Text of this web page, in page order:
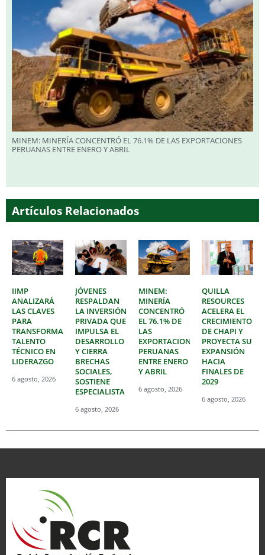
MINEM: MINERÍA CONCENTRÓ EL 76.1% DE LAS EXPORTACIONES
PERUANAS ENTRE ENERO Y ABRIL
Artículos Relacionados
IIMP
ANALIZARÁ
LAS CLAVES
PARA
TRANSFORMAR
TALENTO
TÉCNICO EN
LIDERAZGO
6 agosto, 2026
JÓVENES
RESPALDAN
LA INVERSIÓN
PRIVADA QUE
IMPULSA EL
DESARROLLO
Y CIERRA
BRECHAS
SOCIALES,
SOSTIENE
ESPECIALISTA
6 agosto, 2026
MINEM:
MINERÍA
CONCENTRÓ
EL 76.1% DE
LAS
EXPORTACIONES
PERUANAS
ENTRE ENERO
Y ABRIL
6 agosto, 2026
QUILLA
RESOURCES
ACELERA EL
CRECIMIENTO
DE CHAPI Y
PROYECTA SU
EXPANSIÓN
HACIA
FINALES DE
2029
6 agosto, 2026